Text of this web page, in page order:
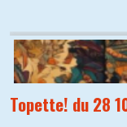
Topette! du 28